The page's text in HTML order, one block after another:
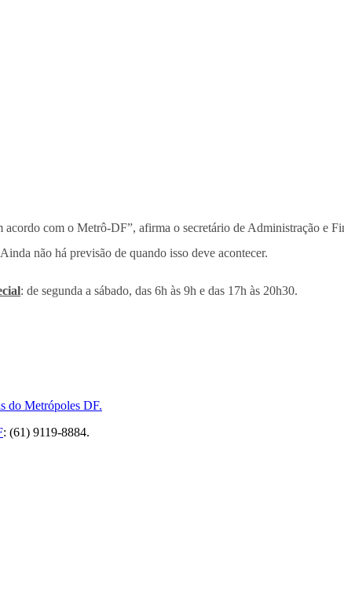
acordo com o Metrô-DF”, afirma o secretário de Administração e
não há previsão de quando isso deve acontecer.
: de segunda a sábado, das 6h às 9h e das 17h às 20h30.
do Metrópoles DF.
: (61) 9119-8884.